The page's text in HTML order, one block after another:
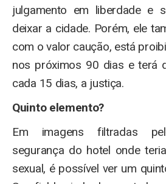
julgamento em liberdade e
deixar a cidade. Porém, ele
com o valor caução, está
nos próximos 90 dias e terá
cada 15 dias, a justiça.
Quinto elemento?
Em imagens filtradas
segurança do hotel onde
sexual, é possível ver um